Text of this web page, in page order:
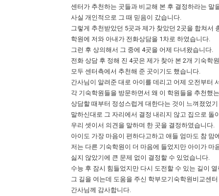
센터가 추천하는 곳들과 비교해 본 후 결정하라는 말
사실 개인적으로 그 때 믿음이 갔습니다.
그렇게 추천받았던 5곳과 제가 찾았던 2곳을 합쳐서
학원에 저와 아내가 전화상담을 1차로 하였습니다.
그런 후 상의해서 그 중에 4곳을 어제 다녀왔습니다.
전화 상담 후 정해 진 4곳은 제가 찾아 본 2개 기숙학
모두 센터측에서 추천해 준 곳이기도 했습니다.
간사님이 알려준 대로 아이를 데리고 어제 오전부터
각 기숙학원들을 방문하면서 왜 이 학원들을 추천했
상담할 때부터 정성스럽게 대한다는 것이 느껴졌었
말하신대로 그 자리에서 결정 내리지 않고 집으로 돌
우리 셋이서 의견을 말하며 한 곳을 결정하였습니다.
아이도 가장 마음이 편하다고하고 애들 엄마도 참 맘
저는 다른 기숙학원이 더 마음에 들었지만 아이가 마
싫지 않았기에 큰 문제 없이 결정할 수 있었습니다.
수능 후 잠시 힘들었지만 다시 도전할 수 있는 길이
그 길을 여는데 도움을 주신 학부모기숙학원비교센
간사님께 감사합니다.